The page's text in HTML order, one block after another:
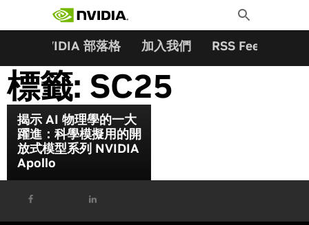
Toggle
Search
NVIDIA 部落格 加入我們 RSS Feeds
標籤: SC25
揭示 AI 物理學的一大
躍進：科學模擬用的開
放式模型系列 NVIDIA
Apollo